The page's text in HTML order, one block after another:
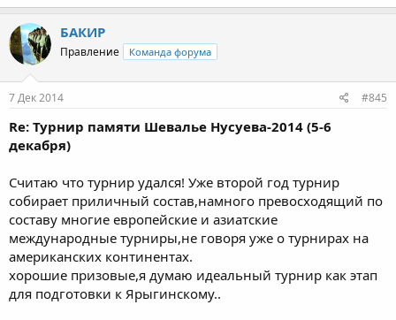
БАКИР
Правление Команда форума
7 Дек 2014 #845
Re: Турнир памяти Шевалье Нусуева-2014 (5-6
декабря)
Считаю что турнир удался! Уже второй год турнир
собирает приличный состав,намного превосходящий по
составу многие европейские и азиатские
международные турниры,не говоря уже о турнирах на
американских континентах.
хорошие призовые,я думаю идеальный турнир как этап
для подготовки к Ярыгинскому..